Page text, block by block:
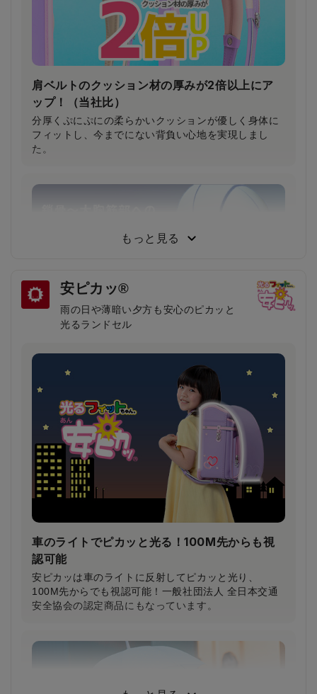
肩ベルトのクッション材の厚みが2倍以上にア
ップ！（当社比）
分厚くぷにぷにの柔らかいクッションが優しく身体に
フィットし、今までにない背負い心地を実現しまし
た。
鎖骨から大胸筋へかかる圧力が約30％軽減！
（当社比）
柔らかいクッション＆特許登録された特殊構造の楽ッ
ションによって、肩への圧力が分散され、体への負担
が軽減されます。
小学生から支持される圧倒的な背負い心地
もっと見る
安ピカッ®
雨の日や薄暗い夕方も安心のピカッと
光るランドセル
車のライトでピカッと光る！100M先からも視
認可能
安ピカッは車のライトに反射してピカッと光り、
100M先からでも視認可能！一般社団法人 全日本交通
安全協会の認定商品にもなっています。